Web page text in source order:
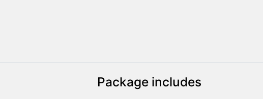
Package includes